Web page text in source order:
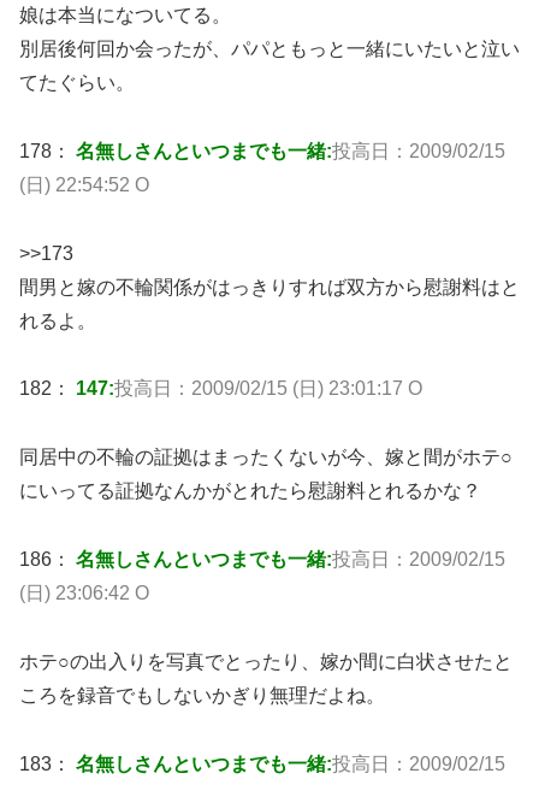
娘は本当になついてる。
別居後何回か会ったが、パパともっと一緒にいたいと泣い
てたぐらい。
178： 名無しさんといつまでも一緒:投高日：2009/02/15
(日) 22:54:52 O
>>173
間男と嫁の不輪関係がはっきりすれば双方から慰謝料はと
れるよ。
182： 147:投高日：2009/02/15 (日) 23:01:17 O
同居中の不輪の証拠はまったくないが今、嫁と間がホテ○
にいってる証拠なんかがとれたら慰謝料とれるかな？
186： 名無しさんといつまでも一緒:投高日：2009/02/15
(日) 23:06:42 O
ホテ○の出入りを写真でとったり、嫁か間に白状させたと
ころを録音でもしないかぎり無理だよね。
183： 名無しさんといつまでも一緒:投高日：2009/02/15